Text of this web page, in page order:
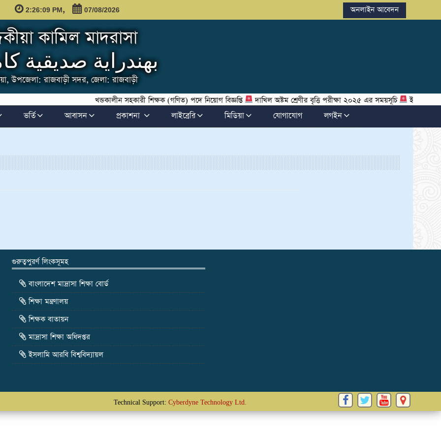
2:26:09 PM, 07/08/2026 অনলাইন আবেদন
কামিল মাদরাসা
بهندراية صديقية
উপজেলা: রাজবাড়ী সদর, জেলা: রাজবাড়ী
খন্ডকালীন সহকারী শিক্ষক (গণিত) পদে নিয়োগ বিজ্ঞপ্তি দাখিল অষ্টম শ্রেণীর বৃত্তি পরীক্ষা ২০২৫ এর সময়সূচি ইবতেদায়ী
ভর্তি আবাসন প্রকাশনা লাইব্রেরি মিডিয়া যোগাযোগ লগইন
গুরুত্বপুরর্ণ লিংকসূমহ
বাংলাদেশ মাদ্রাসা শিক্ষা বোর্ড
শিক্ষা মন্ত্রণালয়
শিক্ষক বাতায়ন
মাদ্রাসা শিক্ষা অধিদপ্তর
ইসলামি আরবি বিশ্ববিদ্যায়ল
Technical Support: Cyberdyne Technology Ltd.